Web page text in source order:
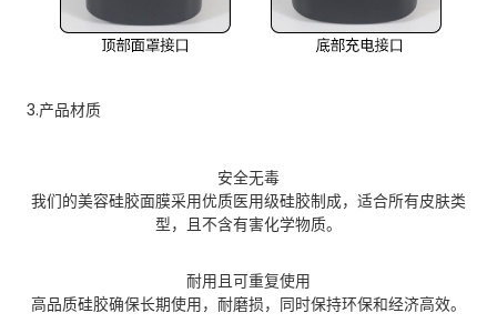
3.产品材质
安全无毒
我们的美容硅胶面膜采用优质医用级硅胶制成，适合所有皮肤类
型，且不含有害化学物质。
耐用且可重复使用
高品质硅胶确保长期使用，耐磨损，同时保持环保和经济高效。